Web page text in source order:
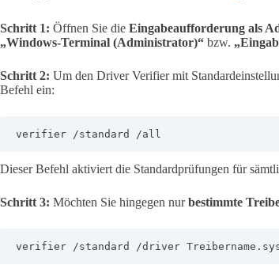
Schritt 1: Öffnen Sie die Eingabeaufforderung als
„Windows-Terminal (Administrator)“ bzw.
Schritt 2: Um den Driver Verifier mit
Befehl ein:
verifier /standard /all
Dieser Befehl aktiviert die Standardprüfungen für
Schritt 3: Möchten Sie hingegen nurbestimmte
verifier /standard /driver